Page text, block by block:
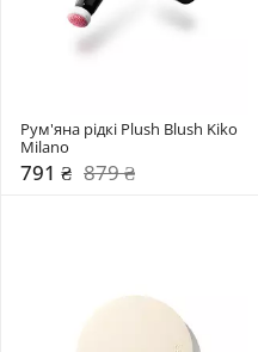
Рум'яна рідкі Plush Blush Kiko
Milano
791 ₴ 879 ₴